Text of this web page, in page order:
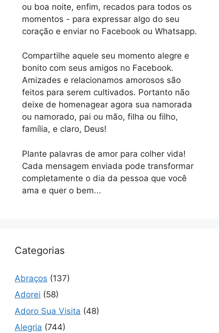
ou boa noite, enfim, recados para todos os
momentos - para expressar algo do seu
coração e enviar no Facebook ou Whatsapp.
Compartilhe aquele seu momento alegre e
bonito com seus amigos no Facebook.
Amizades e relacionamos amorosos são
feitos para serem cultivados. Portanto não
deixe de homenagear agora sua namorada
ou namorado, pai ou mão, filha ou filho,
família, e claro, Deus!
Plante palavras de amor para colher vida!
Cada mensagem enviada pode transformar
completamente o dia da pessoa que você
ama e quer o bem...
Categorias
Abraços (137)
Adorei (58)
Adoro Sua Visita (48)
Alegria (744)